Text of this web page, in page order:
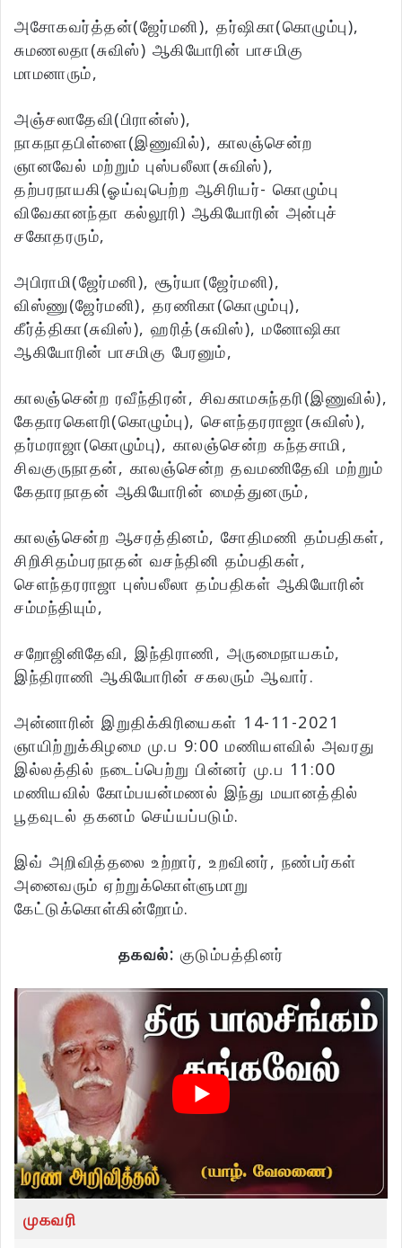
அசோகவர்த்தன்(ஜேர்மனி), தர்ஷிகா(கொழும்பு),
சுமணலதா(சுவிஸ்) ஆகியோரின் பாசமிகு
மாமனாரும்,
அஞ்சலாதேவி(பிரான்ஸ்),
நாகநாதபிள்ளை(இணுவில்), காலஞ்சென்ற
ஞானவேல் மற்றும் புஸ்பலீலா(சுவிஸ்),
தற்பரநாயகி(ஓய்வுபெற்ற ஆசிரியர்- கொழும்பு
விவேகானந்தா கல்லூரி) ஆகியோரின் அன்புச்
சகோதரரும்,
அபிராமி(ஜேர்மனி), சூர்யா(ஜேர்மனி),
விஸ்ணு(ஜேர்மனி), தரணிகா(கொழும்பு),
கீர்த்திகா(சுவிஸ்), ஹரித்(சுவிஸ்), மனோஷிகா
ஆகியோரின் பாசமிகு பேரனும்,
காலஞ்சென்ற ரவீந்திரன், சிவகாமசுந்தரி(இணுவில்),
கேதாரகெளரி(கொழும்பு), செளந்தரராஜா(சுவிஸ்),
தர்மராஜா(கொழும்பு), காலஞ்சென்ற கந்தசாமி,
சிவகுருநாதன், காலஞ்சென்ற தவமணிதேவி மற்றும்
கேதாரநாதன் ஆகியோரின் மைத்துனரும்,
காலஞ்சென்ற ஆசரத்தினம், சோதிமணி தம்பதிகள்,
சிறிசிதம்பரநாதன் வசந்தினி தம்பதிகள்,
செளந்தரராஜா புஸ்பலீலா தம்பதிகள் ஆகியோரின்
சம்மந்தியும்,
சறோஜினிதேவி, இந்திராணி, அருமைநாயகம்,
இந்திராணி ஆகியோரின் சகலரும் ஆவார்.
அன்னாரின் இறுதிக்கிரியைகள் 14-11-2021
ஞாயிற்றுக்கிழமை மு.ப 9:00 மணியளவில் அவரது
இல்லத்தில் நடைப்பெற்று பின்னர் மு.ப 11:00
மணியவில் கோம்பயன்மணல் இந்து மயானத்தில்
பூதவுடல் தகனம் செய்யப்படும்.
இவ் அறிவித்தலை உற்றார், உறவினர், நண்பர்கள்
அனைவரும் ஏற்றுக்கொள்ளுமாறு
கேட்டுக்கொள்கின்றோம்.
தகவல்: குடும்பத்தினர்
முகவரி